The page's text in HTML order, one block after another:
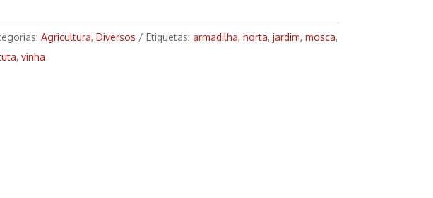
Agricultura, Diversos Etiquetas: armadilha, horta, jardim, mosca,
, vinha